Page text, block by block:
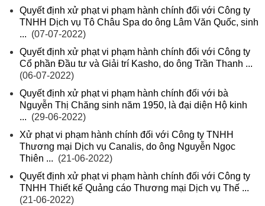
Quyết định xử phạt vi phạm hành chính đối với Công ty
TNHH Dịch vụ Tô Châu Spa do ông Lâm Văn Quốc, sinh
... (07-07-2022)
Quyết định xử phạt vi phạm hành chính đối với Công ty
Cổ phần Đầu tư và Giải trí Kasho, do ông Trần Thanh ...
(06-07-2022)
Quyết định xử phạt vi phạm hành chính đối với bà
Nguyễn Thị Chăng sinh năm 1950, là đại diện Hộ kinh
... (29-06-2022)
Xử phạt vi phạm hành chính đối với Công ty TNHH
Thương mại Dịch vụ Canalis, do ông Nguyễn Ngọc
Thiên ... (21-06-2022)
Quyết định xử phạt vi phạm hành chính đối với Công ty
TNHH Thiết kế Quảng cáo Thương mại Dịch vụ Thế ...
(21-06-2022)